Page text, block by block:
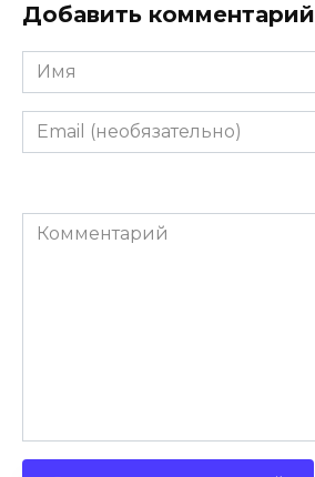
Добавить комментарий
Имя
Email
(необязательно)
Комментарий